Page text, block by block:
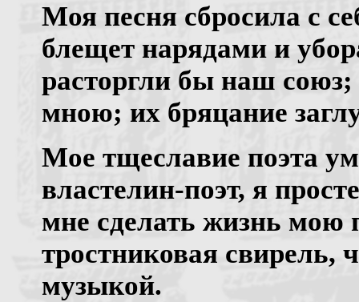
Моя песня сбросила с
блещет нарядами и
расторгли бы наш
мною; их бряцание
Мое тщеславие поэта
властелин-поэт, я
мне сделать жизнь мою
тростниковая свирель,
музыкой.